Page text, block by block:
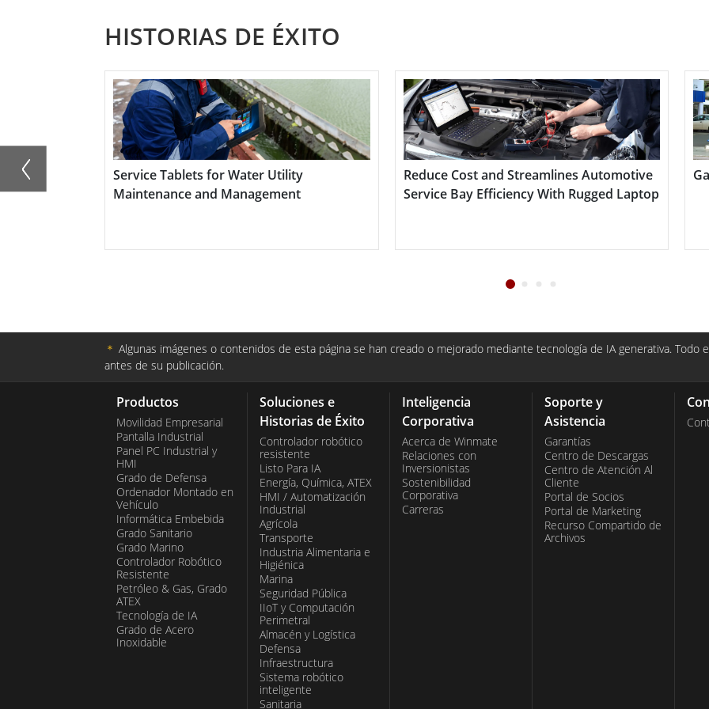
Diseñada específicamente para satisfacer los requisitos del procesamiento de alimentos, la
pantalla puede operar en temperaturas extremas, desde -30°C hasta 70°C, haciéndola
adecuada para aplicaciones marinas y exteriores donde otros dispositivos fallarían debido a
condiciones adversas.
Además de su durabilidad, la pantalla está diseñada para soportar chorros de agua a alta
opción ideal para empresas que buscan pantallas confiables y resistentes en entornos
hostiles. Su completa protección contra contaminantes y su capacidad para soportar agua a
alta presión y temperaturas extremas la convierten en una solución robusta para
aplicaciones que requieren máxima durabilidad y fiabilidad, especialmente en industrias con
exigencias sanitarias estrictas, como la alimentaria y farmacéutica.
HISTORIAS DE ÉXITO
Service Tablets for Water Utility
Maintenance and Management
Reduce Cost and Streamlines Automotive
Service Bay Efficiency With Rugged Laptop
＊ Algunas imágenes o contenidos de esta página se han creado o mejorado mediante tecnología de IA generativa. Todo
antes de su publicación.
Productos
Movilidad Empresarial
Pantalla Industrial
Panel PC Industrial y
HMI
Grado de Defensa
Ordenador Montado en
Vehículo
Informática Embebida
Grado Sanitario
Grado Marino
Controlador Robótico
Resistente
Petróleo & Gas, Grado
ATEX
Tecnología de IA
Grado de Acero
Inoxidable
Soluciones e
Historias de Éxito
Controlador robótico
resistente
Listo Para IA
Energía, Química, ATEX
HMI / Automatización
Industrial
Agrícola
Transporte
Industria Alimentaria e
Higiénica
Marina
Seguridad Pública
IIoT y Computación
Perimetral
Almacén y Logística
Defensa
Infraestructura
Sistema robótico
inteligente
Sanitaria
Inteligencia
Corporativa
Acerca de Winmate
Relaciones con
Inversionistas
Sostenibilidad
Corporativa
Carreras
Soporte y
Asistencia
Garantías
Centro de Descargas
Centro de Atención Al
Cliente
Portal de Socios
Portal de Marketing
Recurso Compartido de
Archivos